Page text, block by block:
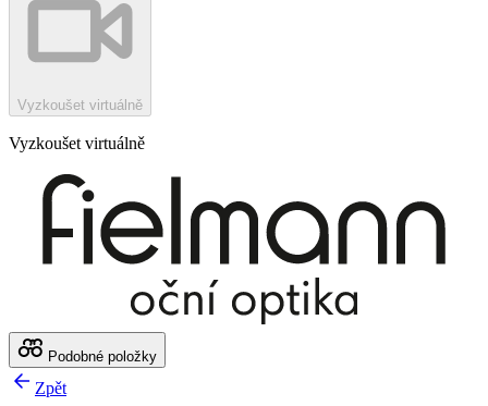
Vyzkoušet virtuálně
Vyzkoušet virtuálně
Podobné položky
Zpět